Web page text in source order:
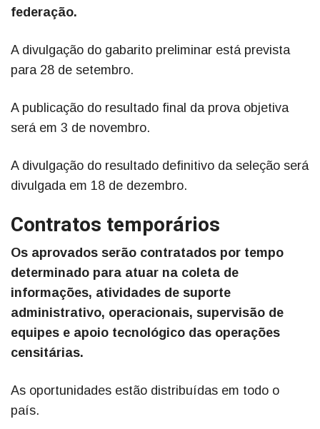
federação.
A divulgação do gabarito preliminar está prevista
para 28 de setembro.
A publicação do resultado final da prova objetiva
será em 3 de novembro.
A divulgação do resultado definitivo da seleção será
divulgada em 18 de dezembro.
Contratos temporários
Os aprovados serão contratados por tempo
determinado para atuar na coleta de
informações, atividades de suporte
administrativo, operacionais, supervisão de
equipes e apoio tecnológico das operações
censitárias.
As oportunidades estão distribuídas em todo o
país.